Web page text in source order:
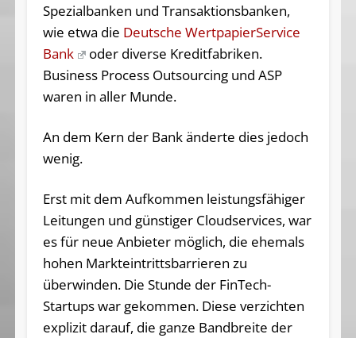
Spezialbanken und Transaktionsbanken,
wie etwa die Deutsche WertpapierService
Bank
oder diverse Kreditfabriken.
Business Process Outsourcing und ASP
waren in aller Munde.
An dem Kern der Bank änderte dies jedoch
wenig.
Erst mit dem Aufkommen leistungsfähiger
Leitungen und günstiger Cloudservices, war
es für neue Anbieter möglich, die ehemals
hohen Markteintrittsbarrieren zu
überwinden. Die Stunde der FinTech-
Startups war gekommen. Diese verzichten
explizit darauf, die ganze Bandbreite der